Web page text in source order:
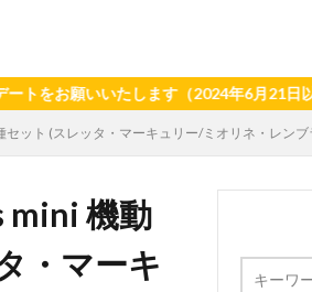
いいたします（2024年6月21日以降、旧
ット (スレッタ・マーキュリー/ミオリネ・レンブ
mini 機動
・マーキ